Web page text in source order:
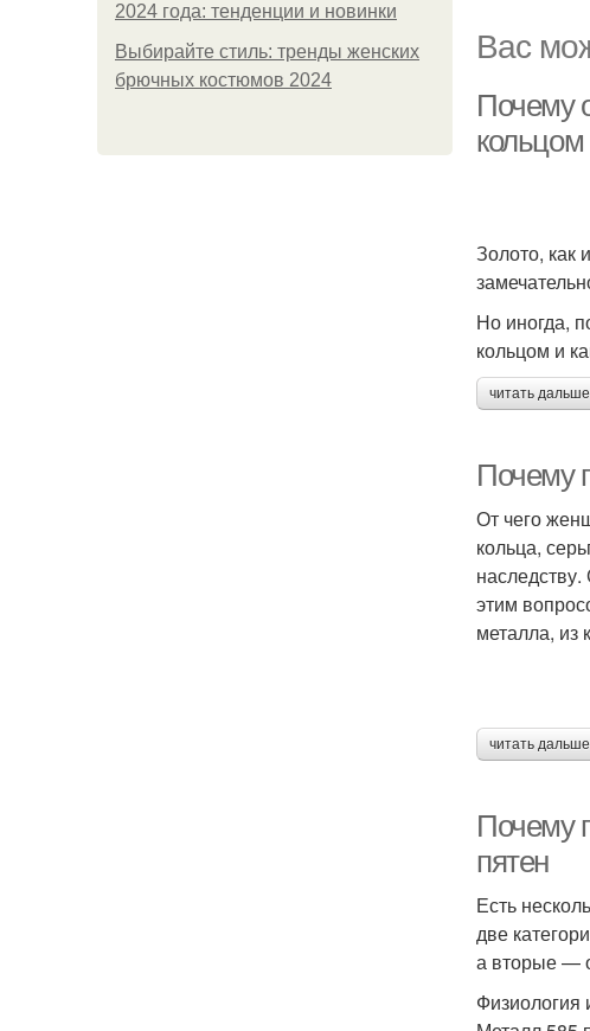
2024 года: тенденции и новинки
Выбирайте стиль: тренды женских
брючных костюмов 2024
Вас
Почему
кольцом
Золото, как
Но иногда,
кольцом и
читать
Почему
От чего
кольца,
этим
металла, из
читать
Почему
пятен
Есть
две
а вторые —
Физиология